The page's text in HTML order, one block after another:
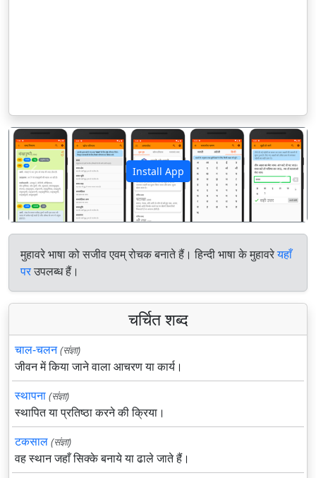
Install App
पिछला अगला
मुहावरे भाषा को सजीव एवम् रोचक बनाते हैं। हिन्दी भाषा के मुहावरेयहाँ
परउपलब्ध हैं।
चर्चित शब्द
चाल-चलन (संज्ञा)
जीवन में किया जाने वाला आचरण या कार्य।
स्थापना (संज्ञा)
स्थापित या प्रतिष्ठा करने की क्रिया।
टकसाल (संज्ञा)
वह स्थान जहाँ सिक्के बनाये या ढाले जाते हैं।